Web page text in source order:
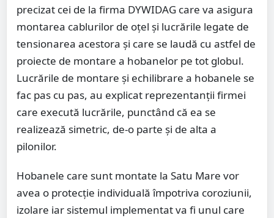
precizat cei de la firma DYWIDAG care va asigura
montarea cablurilor de oțel și lucrările legate de
tensionarea acestora și care se laudă cu astfel de
proiecte de montare a hobanelor pe tot globul.
Lucrările de montare și echilibrare a hobanele se
fac pas cu pas, au explicat reprezentanții firmei
care execută lucrările, punctând că ea se
realizează simetric, de-o parte și de alta a
pilonilor.
Hobanele care sunt montate la Satu Mare vor
avea o protecție individuală împotriva coroziunii,
izolare iar sistemul implementat va fi unul care